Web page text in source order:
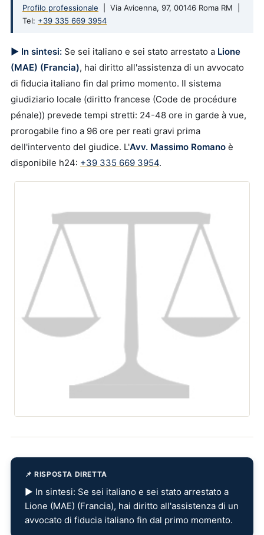
Profilo professionale | Via Avicenna, 97, 00146 Roma RM |
Tel: +39 335 669 3954
▶ In sintesi: Se sei italiano e sei stato arrestato a Lione
(MAE) (Francia), hai diritto all'assistenza di un avvocato
di fiducia italiano fin dal primo momento. Il sistema
giudiziario locale (diritto francese (Code de procédure
pénale)) prevede tempi stretti: 24-48 ore in garde à vue,
prorogabile fino a 96 ore per reati gravi prima
dell'intervento del giudice. L'Avv. Massimo Romano è
disponibile h24: +39 335 669 3954.
📌 RISPOSTA DIRETTA
▶ In sintesi: Se sei italiano e sei stato arrestato a
Lione (MAE) (Francia), hai diritto all'assistenza di un
avvocato di fiducia italiano fin dal primo momento.